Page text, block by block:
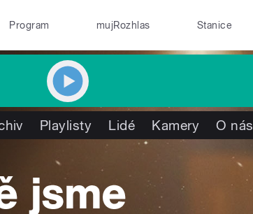
Program mujRozhlas Stanice
Playlisty Lidé Kamery O nás